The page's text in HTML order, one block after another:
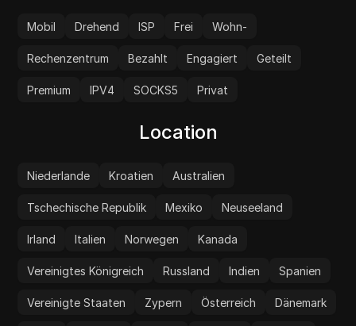
Mobil Drehend ISP Frei Wohn-
Rechenzentrum Bezahlt Engagiert Geteilt
Premium IPV4 SOCKS5 Privat
Location
Niederlande Kroatien Australien
Tschechische Republik Mexiko Neuseeland
Irland Italien Norwegen Kanada
Vereinigtes Königreich Russland Indien Spanien
Vereinigte Staaten Zypern Österreich Dänemark